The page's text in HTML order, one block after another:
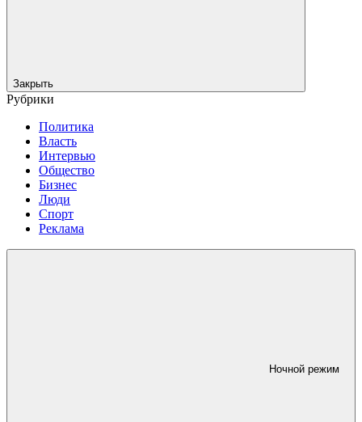
Закрыть
Рубрики
Политика
Власть
Интервью
Общество
Бизнес
Люди
Спорт
Реклама
Ночной режим